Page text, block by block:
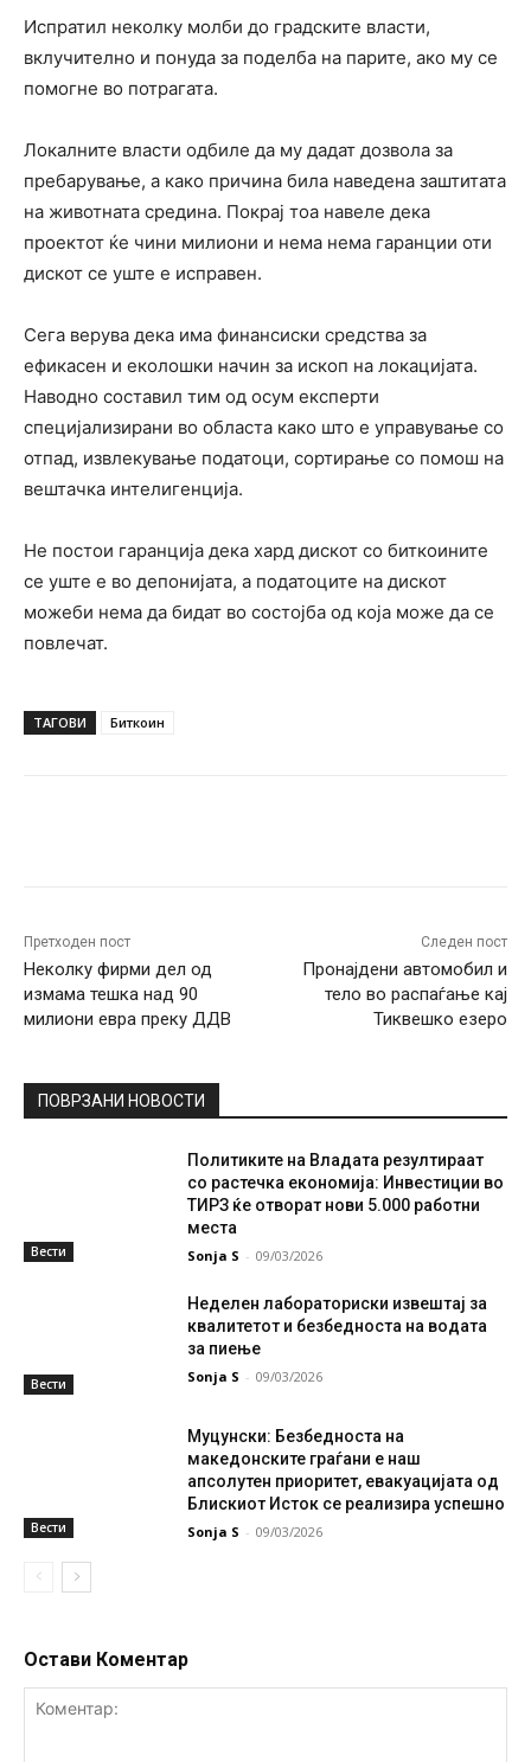
Испратил неколку молби до градските власти,
вклучително и понуда за поделба на парите, ако му се
помогне во потрагата.
Локалните власти одбиле да му дадат дозвола за
пребарување, а како причина била наведена заштитата
на животната средина. Покрај тоа навеле дека
проектот ќе чини милиони и нема нема гаранции оти
дискот се уште е исправен.
Сега верува дека има финансиски средства за
ефикасен и еколошки начин за ископ на локацијата.
Наводно составил тим од осум експерти
специјализирани во областа како што е управување со
отпад, извлекување податоци, сортирање со помош на
вештачка интелигенција.
Не постои гаранција дека хард дискот со биткоините
се уште е во депонијата, а податоците на дискот
можеби нема да бидат во состојба од која може да се
повлечат.
ТАГОВИ Биткоин
Претходен пост
Неколку фирми дел од
измама тешка над 90
милиони евра преку ДДВ
Следен пост
Пронајдени автомобил и
тело во распаѓање кај
Тиквешко езеро
ПОВРЗАНИ НОВОСТИ
Вести
Политиките на Владата резултираат
со растечка економија: Инвестиции во
ТИРЗ ќе отворат нови 5.000 работни
места
Sonja S - 09/03/2026
Вести
Неделен лабораториски извештај за
квалитетот и безбедноста на водата
за пиење
Sonja S - 09/03/2026
Вести
Муцунски: Безбедноста на
македонските граѓани е наш
апсолутен приоритет, евакуацијата од
Блискиот Исток се реализира успешно
Sonja S - 09/03/2026
Остави Коментар